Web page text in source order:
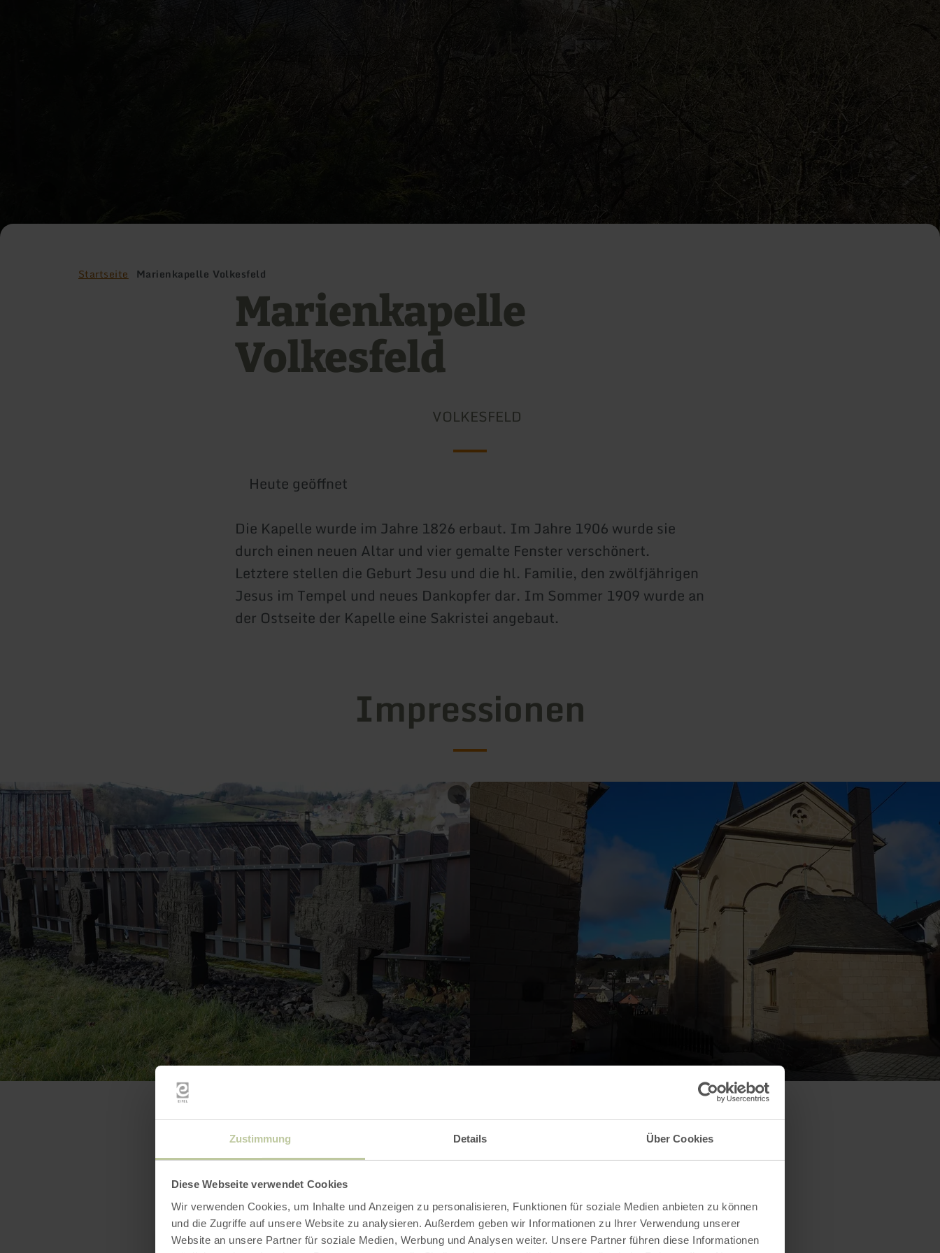
Zustimmung Details Über Cookies
Diese Webseite verwendet Cookies
Wir verwenden Cookies, um Inhalte und Anzeigen zu personalisieren, Funktionen für soziale Medien anbieten zu können
und die Zugriffe auf unsere Website zu analysieren. Außerdem geben wir Informationen zu Ihrer Verwendung unserer
Website an unsere Partner für soziale Medien, Werbung und Analysen weiter. Unsere Partner führen diese Informationen
Startseite Marienkapelle Volkesfeld
Marienkapelle
Volkesfeld
VOLKESFELD
Heute geöffnet
Die Kapelle wurde im Jahre 1826 erbaut. Im Jahre 1906 wurde sie
durch einen neuen Altar und vier gemalte Fenster verschönert.
Letztere stellen die Geburt Jesu und die hl. Familie, den zwölfjährigen
Jesus im Tempel und neues Dankopfer dar. Im Sommer 1909 wurde an
der Ostseite der Kapelle eine Sakristei angebaut.
Impressionen
Kontakt